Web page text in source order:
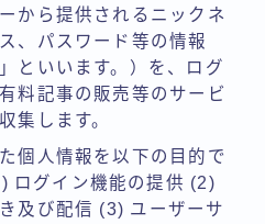
から提供されるニックネ
、パスワード等の情報
といいます。）を、ログ
料記事の販売等のサービ
集します。
個人情報を以下の目的で
ログイン機能の提供 (2)
及び配信 (3) ユーザーサ